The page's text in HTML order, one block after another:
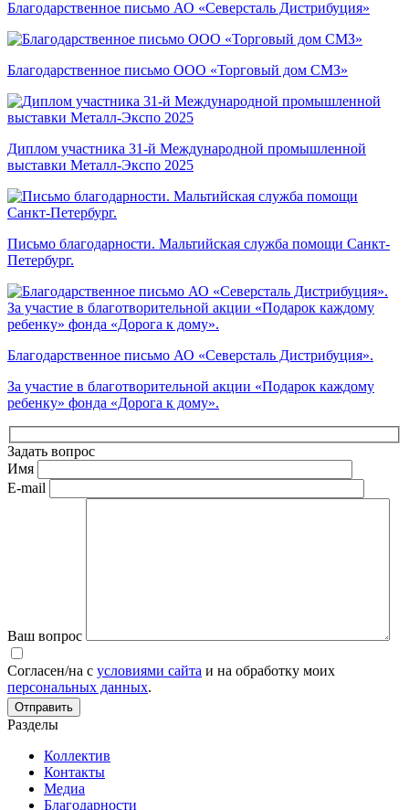
Благодарственное письмо АО «Северсталь Дистрибуция»
Благодарственное письмо ООО «Торговый дом СМЗ»
Диплом участника 31-й Международной промышленной
выставки Металл-Экспо 2025
Письмо благодарности. Мальтийская служба помощи Санкт-
Петербург.
Благодарственное письмо АО «Северсталь Дистрибуция».
За участие в благотворительной акции «Подарок каждому
ребенку» фонда «Дорога к дому».
Задать вопрос
Имя
E-mail
Ваш вопрос
Согласен/на с условиями сайта и на обработку моих
персональных данных.
Разделы
Коллектив
Контакты
Медиа
Благодарности